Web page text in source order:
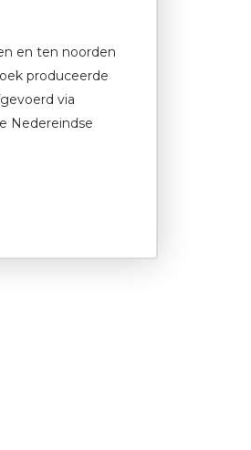
en ten noorden
produceerde
via
Nedereindse